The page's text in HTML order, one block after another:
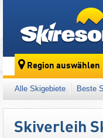
Region auswählen
Alle Skigebiete Beste
Skiverleih